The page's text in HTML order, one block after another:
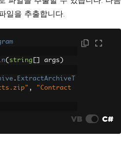
일을 추출합니다.
( string args )
. ExtractArchiveT
,
"Contract
VB C#